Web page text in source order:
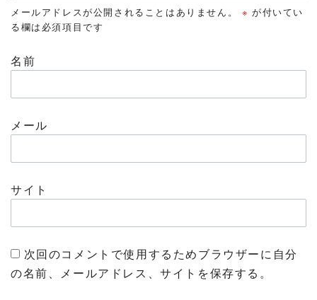
メールアドレスが公開されることはありません。 ※ が付いてい
る欄は必須項目です
名前
メール
サイト
次回のコメントで使用するためブラウザーに自分
の名前、メールアドレス、サイトを保存する。